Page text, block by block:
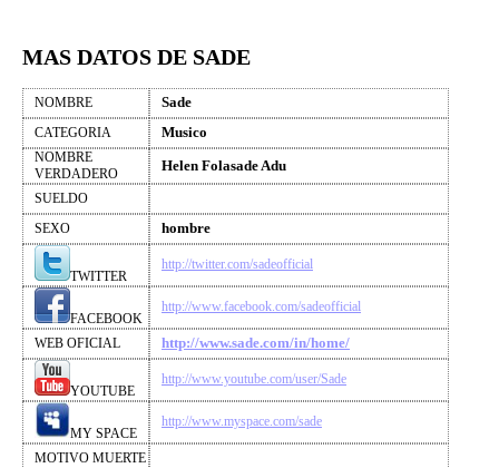
MAS DATOS DE SADE
NOMBRE Sade
CATEGORIA Musico
NOMBRE
VERDADERO
Helen Folasade Adu
SUELDO
SEXO
hombre
TWITTER
http://twitter.com/sadeofficial
FACEBOOK
http://www.facebook.com/sadeofficial
WEB OFICIAL http://www.sade.com/in/home/
YOUTUBE
http://www.youtube.com/user/Sade
MY SPACE
http://www.myspace.com/sade
MOTIVO MUERTE